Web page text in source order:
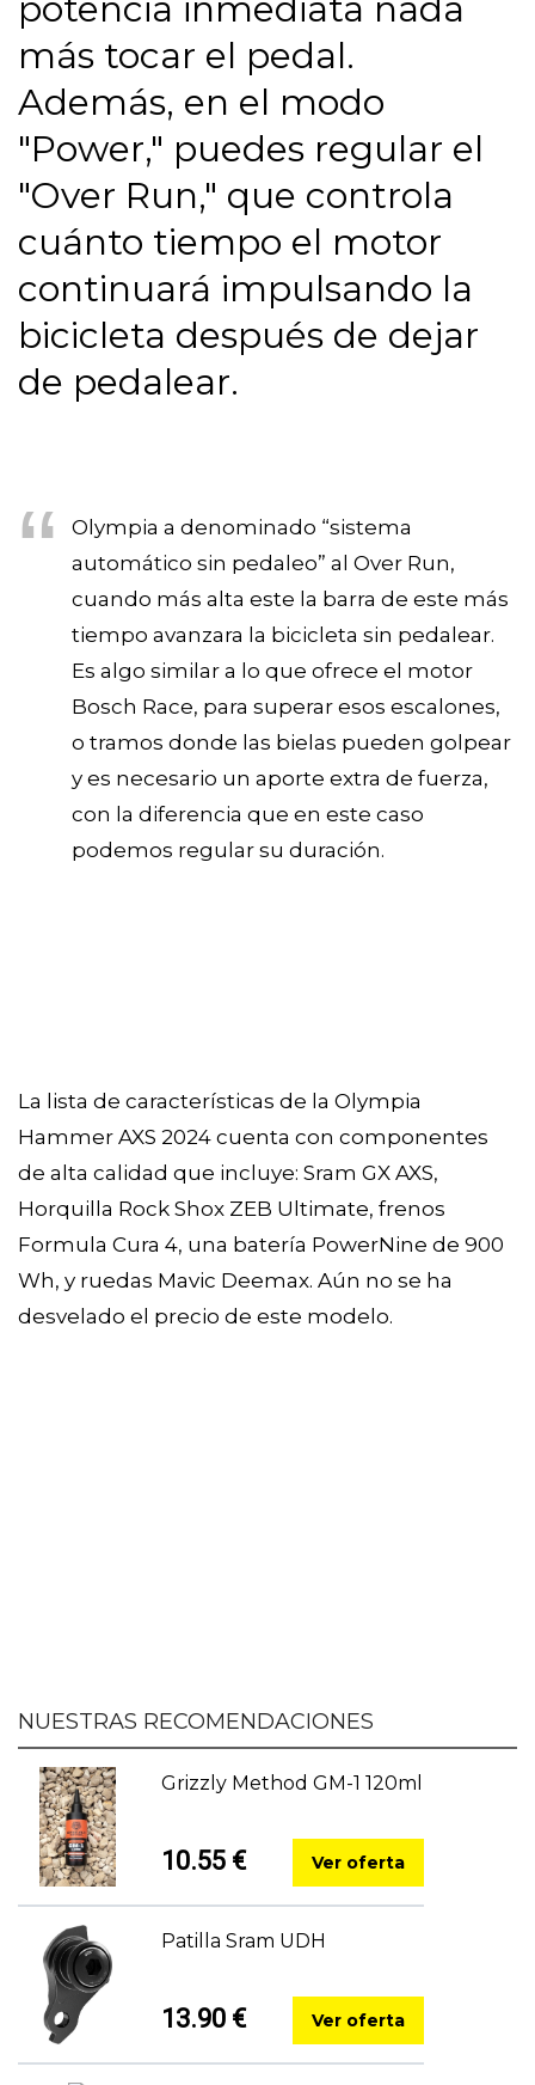
más tocar el pedal.
Además, en el modo
"Power," puedes regular el
"Over Run," que controla
cuánto tiempo el motor
continuará impulsando la
bicicleta después de dejar
de pedalear.
Olympia a denominado “sistema
automático sin pedaleo” al Over Run,
cuando más alta este la barra de este más
tiempo avanzara la bicicleta sin pedalear.
Es algo similar a lo que ofrece el motor
Bosch Race, para superar esos escalones,
o tramos donde las bielas pueden golpear
y es necesario un aporte extra de fuerza,
con la diferencia que en este caso
podemos regular su duración.
La lista de características de la Olympia
Hammer AXS 2024 cuenta con componentes
de alta calidad que incluye: Sram GX AXS,
Horquilla Rock Shox ZEB Ultimate, frenos
Formula Cura 4, una batería PowerNine de 900
Wh, y ruedas Mavic Deemax. Aún no se ha
desvelado el precio de este modelo.
NUESTRAS RECOMENDACIONES
Grizzly Method GM-1 120ml
10.55 € Ver oferta
Patilla Sram UDH
13.90 € Ver oferta